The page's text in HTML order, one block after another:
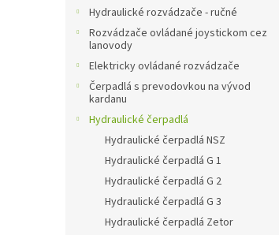
Hydraulické rozvádzače - ručné
Rozvádzače ovládané joystickom cez
lanovody
Elektricky ovládané rozvádzače
Čerpadlá s prevodovkou na vývod
kardanu
Hydraulické čerpadlá
Hydraulické čerpadlá NSZ
Hydraulické čerpadlá G 1
Hydraulické čerpadlá G 2
Hydraulické čerpadlá G 3
Hydraulické čerpadlá Zetor